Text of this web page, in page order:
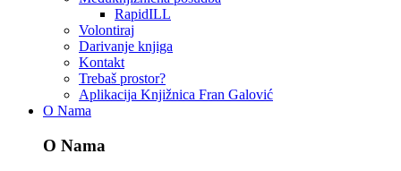
RapidILL
Volontiraj
Darivanje knjiga
Kontakt
Trebaš prostor?
Aplikacija Knjižnica Fran Galović
O Nama
O Nama